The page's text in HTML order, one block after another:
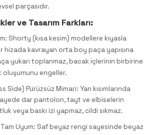
parçasıdır.
ve Tasarım Farkları:
Shorty (kısa kesim) modellere kıyasla
hizada kavrayan orta boy paça yapısına
yukarı toplanmaz, bacak içlerinin birbirine
oluşumunu engeller.
Side) Pürüzsüz Mimari: Yan kısımlarında
dar pantolon, tayt ve elbiselerin
veya baskı izi yapmaz, cildi sıkmaz.
Tam Uyum: Saf beyaz rengi sayesinde beyaz